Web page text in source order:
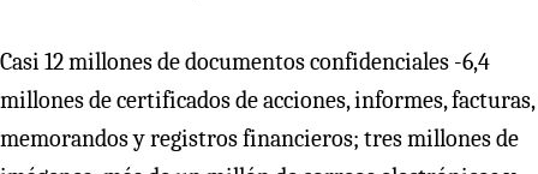
Casi 12 millones de documentos confidenciales -6,4
millones de certificados de acciones, informes, facturas,
memorandos y registros financieros; tres millones de